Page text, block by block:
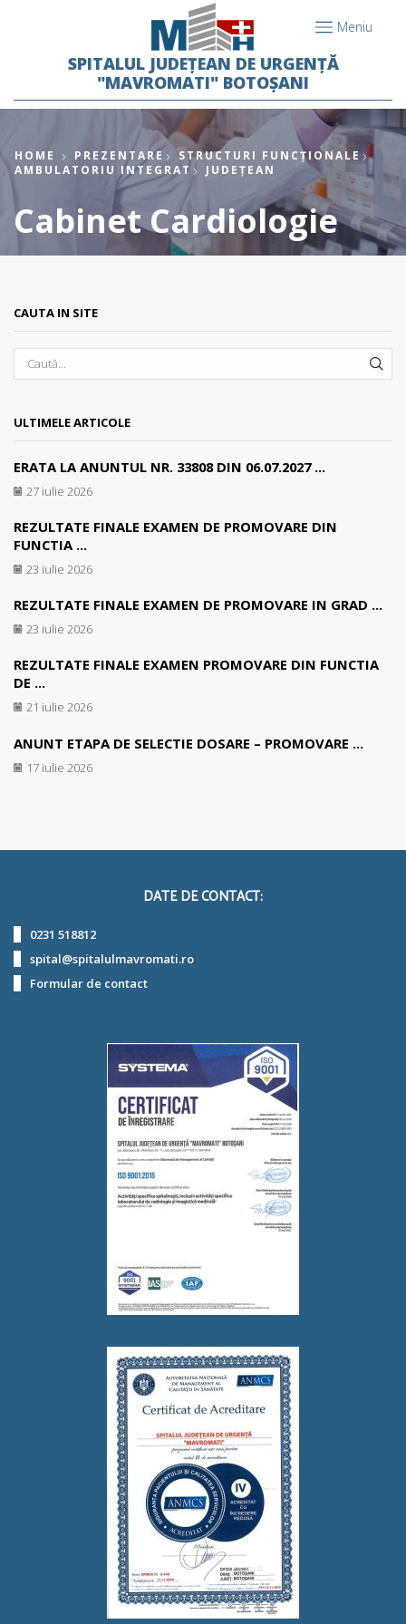
Meniu
SPITALUL JUDEȚEAN DE URGENȚĂ
"MAVROMATI" BOTOȘANI
HOME PREZENTARE
STRUCTURI FUNCȚIONALE
AMBULATORIU INTEGRAT
JUDEȚEAN
Cabinet Cardiologie
CAUTA IN SITE
ULTIMELE ARTICOLE
ERATA LA ANUNTUL NR. 33808 DIN 06.07.2027 ...
27 iulie 2026
REZULTATE FINALE EXAMEN DE PROMOVARE DIN
FUNCTIA ...
23 iulie 2026
REZULTATE FINALE EXAMEN DE PROMOVARE IN GRAD ...
23 iulie 2026
REZULTATE FINALE EXAMEN PROMOVARE DIN FUNCTIA
DE ...
21 iulie 2026
ANUNT ETAPA DE SELECTIE DOSARE – PROMOVARE ...
17 iulie 2026
DATE DE CONTACT:
0231 518812
spital@spitalulmavromati.ro
Formular de contact